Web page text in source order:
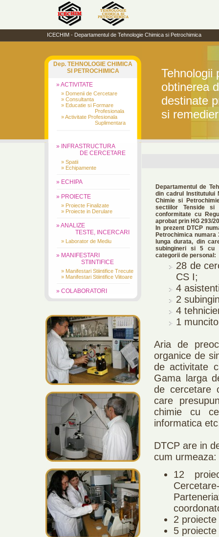
ICECHIM - Departamentul de Tehnologie Chimica si Petrochimica
Dep. TEHNOLOGIE CHIMICA
SI PETROCHIMICA
» ACTIVITATE
» Domenii de Cercetare
» Consultanta
» Educatie si Formare
Profesionala
» Activitate Profesionala
Suplimentara
Tehnologii
obtinerea
destinate
si
» INFRASTRUCTURA
DE CERCETARE
» Spatii
» Echipamente
» ECHIPA
» PROIECTE
» Proiecte Finalizate
» Proiecte in Derulare
» ANALIZE
TESTE, INCERCARI
» Laborator de Mediu
» MANIFESTARI
STIINTIFICE
» Manifestari Stiintifice Trecute
» Manifestari Stiintifice Viitoare
» COLABORATORI
Departamentul de
din cadrul Institutului
Chimie si
sectiilor Tenside si
conformitate cu
aprobat prin HG 293/
In prezent DTCP
Petrochimica numara
lunga durata, din
subingineri si 5 cu
categorii de personal:
28 de
CS I;
4
2
4
1
Aria de
organice de
de activitate
Gama larga
de cercetare
care
chimie cu
informatica
DTCP are in
cum urmeaza:
12
2
5